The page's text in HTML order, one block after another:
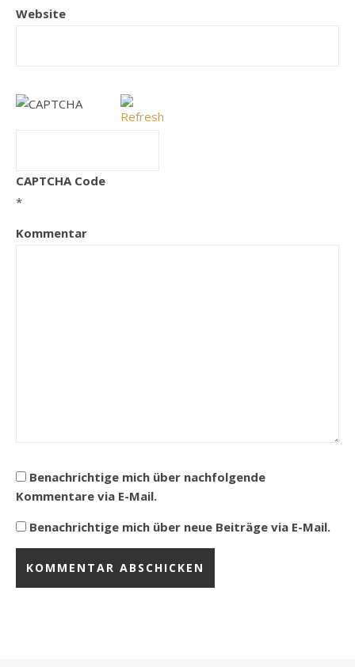
Website
CAPTCHA Code
*
Kommentar
Benachrichtige mich über nachfolgende
Kommentare via E-Mail.
Benachrichtige mich über neue Beiträge via E-Mail.